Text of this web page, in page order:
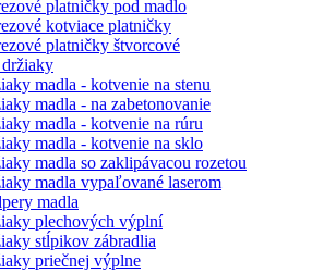
platničky pod madlo
kotviace platničky
platničky štvorcové
madla - kotvenie na stenu
madla - na zabetonovanie
madla - kotvenie na rúru
madla - kotvenie na sklo
madla so zaklipávacou rozetou
madla vypaľované laserom
madla
plechových výplní
stĺpikov zábradlia
priečnej výplne